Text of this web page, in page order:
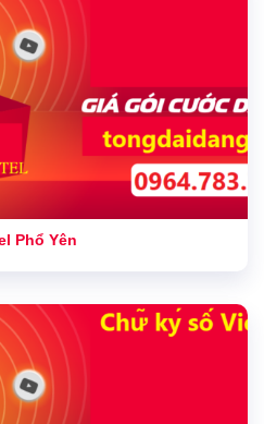
Phổ Yên